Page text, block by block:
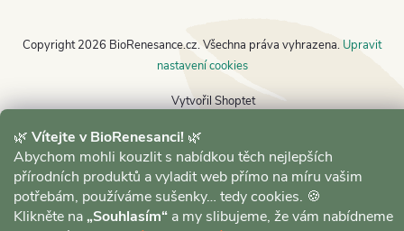
🌿 Vítejte v BioRenesanci! 🌿
Abychom mohli kouzlit s nabídkou těch nejlepších
přírodních produktů a vyladit web přímo na míru vašim
potřebám, používáme sušenky… tedy cookies. 🍪
Klikněte na „Souhlasím“ a my slibujeme, že vám nabídneme
Vytvořil Shoptet
Copyright 2026 BioRenesance.cz. Všechna práva vyhrazena. Upravit
nastavení cookies